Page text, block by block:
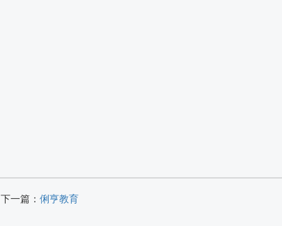
下一篇： 俐亨教育